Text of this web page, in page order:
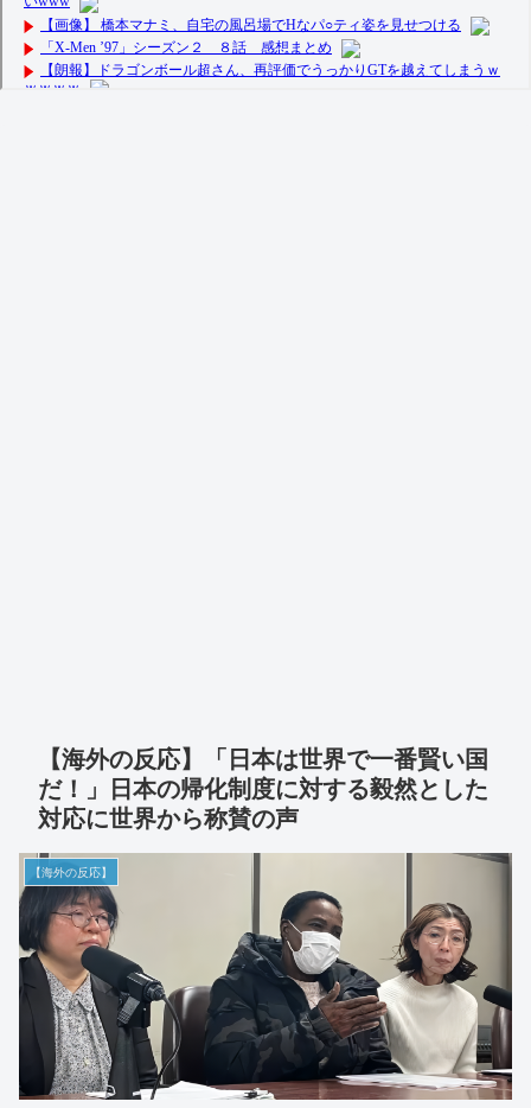
【海外の反応】「日本は世界で一番賢い国
だ！」日本の帰化制度に対する毅然とした
対応に世界から称賛の声
【海外の反応】